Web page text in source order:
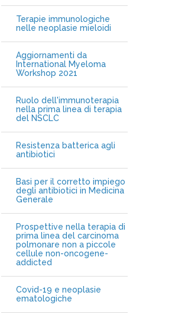
Terapie immunologiche
nelle neoplasie mieloidi
Aggiornamenti da
International Myeloma
Workshop 2021
Ruolo dell'immunoterapia
nella prima linea di terapia
del NSCLC
Resistenza batterica agli
antibiotici
Basi per il corretto impiego
degli antibiotici in Medicina
Generale
Prospettive nella terapia di
prima linea del carcinoma
polmonare non a piccole
cellule non-oncogene-
addicted
Covid-19 e neoplasie
ematologiche